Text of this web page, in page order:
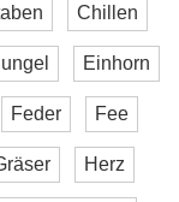
Chillen
Einhorn
Feder Fee
Herz